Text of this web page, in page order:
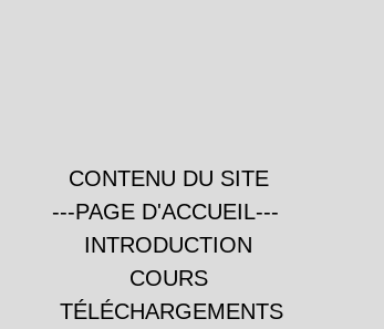
CONTENU DU SITE
---PAGE D'ACCUEIL---
INTRODUCTION
COURS
TÉLÉCHARGEMENTS